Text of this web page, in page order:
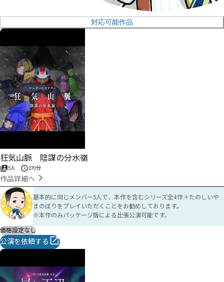
対応可能作品
狂気山脈 陰謀の分水嶺
5人 270分
作品詳細へ
基本的に同じメンバー5人で、本作を含むシリーズ全4作＋たのしいや
まのぼりをプレイいただくことをお勧めしております。
※本作のみパッケージ版による出張公演可能です。
価格設定なし
公演を依頼する